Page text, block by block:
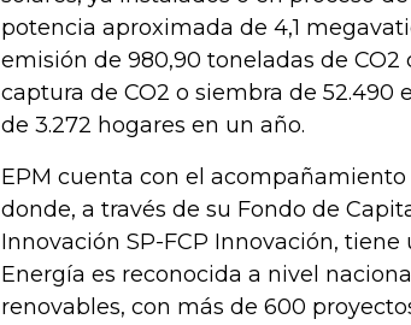
potencia aproximada de 4,1
emisión de 980,90 toneladas de
captura de CO2 o siembra de
de 3.272 hogares en un año.
EPM cuenta con el
donde, a través de su Fondo de
Innovación SP-FCP Innovación,
Energía es reconocida a nivel
renovables, con más de 600